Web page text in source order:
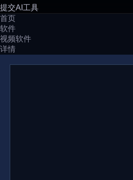
提交AI工具
首页
软件
视频软件
详情